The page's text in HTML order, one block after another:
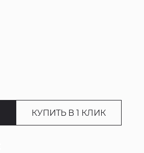
КУПИТЬ В 1 КЛИК